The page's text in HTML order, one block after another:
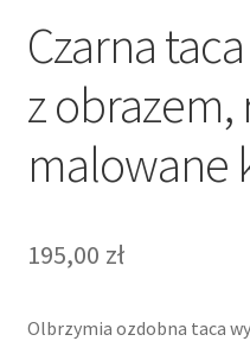
Czarna
z obrazem,
malowane
195,00 zł
Olbrzymia ozdobna taca